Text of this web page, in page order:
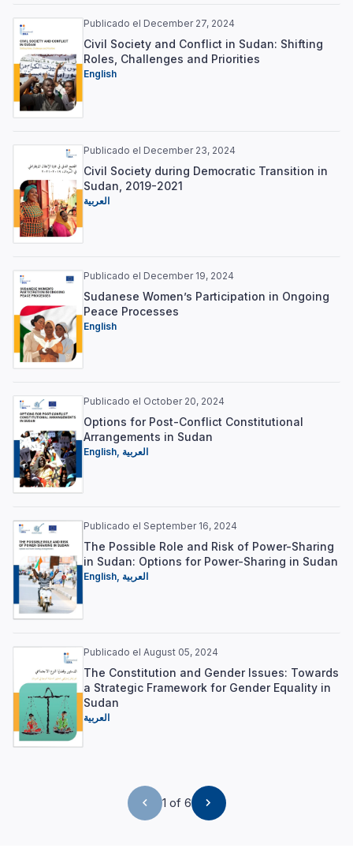
Publicado el December 27, 2024
Civil Society and Conflict in Sudan: Shifting
Roles, Challenges and Priorities
English
Publicado el December 23, 2024
Civil Society during Democratic Transition in
Sudan, 2019-2021
العربية
Publicado el December 19, 2024
Sudanese Women’s Participation in Ongoing
Peace Processes
English
Publicado el October 20, 2024
Options for Post-Conflict Constitutional
Arrangements in Sudan
English العربية
Publicado el September 16, 2024
The Possible Role and Risk of Power-Sharing
in Sudan: Options for Power-Sharing in Sudan
English, العربية
Publicado el August 05, 2024
The Constitution and Gender Issues: Towards
a Strategic Framework for Gender Equality in
Sudan
العربية
1 of 6